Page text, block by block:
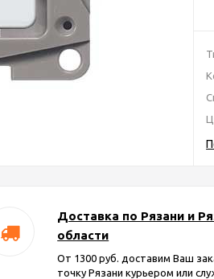
Доставка по Рязани и
области
От 1300 руб. доставим Ваш
точку Рязани курьером или